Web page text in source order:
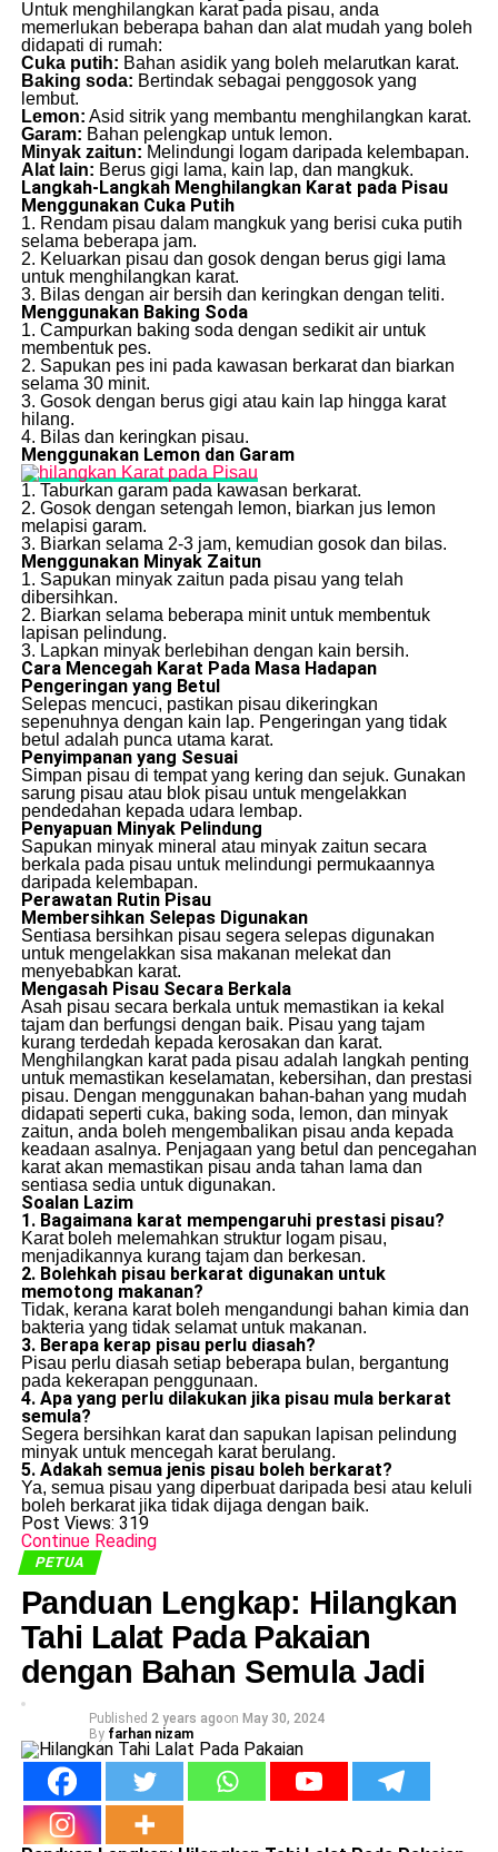
Untuk menghilangkan karat pada pisau, anda
memerlukan beberapa bahan dan alat mudah yang boleh
didapati di rumah:
Cuka putih: Bahan asidik yang boleh melarutkan karat.
Baking soda: Bertindak sebagai penggosok yang
lembut.
Lemon: Asid sitrik yang membantu menghilangkan karat.
Garam: Bahan pelengkap untuk lemon.
Minyak zaitun: Melindungi logam daripada kelembapan.
Alat lain: Berus gigi lama, kain lap, dan mangkuk.
Langkah-Langkah Menghilangkan Karat pada Pisau
Menggunakan Cuka Putih
1. Rendam pisau dalam mangkuk yang berisi cuka putih
selama beberapa jam.
2. Keluarkan pisau dan gosok dengan berus gigi lama
untuk menghilangkan karat.
3. Bilas dengan air bersih dan keringkan dengan teliti.
Menggunakan Baking Soda
1. Campurkan baking soda dengan sedikit air untuk
membentuk pes.
2. Sapukan pes ini pada kawasan berkarat dan biarkan
selama 30 minit.
3. Gosok dengan berus gigi atau kain lap hingga karat
hilang.
4. Bilas dan keringkan pisau.
Menggunakan Lemon dan Garam
1. Taburkan garam pada kawasan berkarat.
2. Gosok dengan setengah lemon, biarkan jus lemon
melapisi garam.
3. Biarkan selama 2-3 jam, kemudian gosok dan bilas.
Menggunakan Minyak Zaitun
1. Sapukan minyak zaitun pada pisau yang telah
dibersihkan.
2. Biarkan selama beberapa minit untuk membentuk
lapisan pelindung.
3. Lapkan minyak berlebihan dengan kain bersih.
Cara Mencegah Karat Pada Masa Hadapan
Pengeringan yang Betul
Selepas mencuci, pastikan pisau dikeringkan
sepenuhnya dengan kain lap. Pengeringan yang tidak
betul adalah punca utama karat.
Penyimpanan yang Sesuai
Simpan pisau di tempat yang kering dan sejuk. Gunakan
sarung pisau atau blok pisau untuk mengelakkan
pendedahan kepada udara lembap.
Penyapuan Minyak Pelindung
Sapukan minyak mineral atau minyak zaitun secara
berkala pada pisau untuk melindungi permukaannya
daripada kelembapan.
Perawatan Rutin Pisau
Membersihkan Selepas Digunakan
Sentiasa bersihkan pisau segera selepas digunakan
untuk mengelakkan sisa makanan melekat dan
menyebabkan karat.
Mengasah Pisau Secara Berkala
Asah pisau secara berkala untuk memastikan ia kekal
tajam dan berfungsi dengan baik. Pisau yang tajam
kurang terdedah kepada kerosakan dan karat.
Menghilangkan karat pada pisau adalah langkah penting
untuk memastikan keselamatan, kebersihan, dan prestasi
pisau. Dengan menggunakan bahan-bahan yang mudah
didapati seperti cuka, baking soda, lemon, dan minyak
zaitun, anda boleh mengembalikan pisau anda kepada
keadaan asalnya. Penjagaan yang betul dan pencegahan
karat akan memastikan pisau anda tahan lama dan
sentiasa sedia untuk digunakan.
Soalan Lazim
1. Bagaimana karat mempengaruhi prestasi pisau?
Karat boleh melemahkan struktur logam pisau,
menjadikannya kurang tajam dan berkesan.
2. Bolehkah pisau berkarat digunakan untuk
memotong makanan?
Tidak, kerana karat boleh mengandungi bahan kimia dan
bakteria yang tidak selamat untuk makanan.
3. Berapa kerap pisau perlu diasah?
Pisau perlu diasah setiap beberapa bulan, bergantung
pada kekerapan penggunaan.
4. Apa yang perlu dilakukan jika pisau mula berkarat
semula?
Segera bersihkan karat dan sapukan lapisan pelindung
minyak untuk mencegah karat berulang.
5. Adakah semua jenis pisau boleh berkarat?
Ya, semua pisau yang diperbuat daripada besi atau keluli
boleh berkarat jika tidak dijaga dengan baik.
Post Views: 319
Continue Reading
PETUA
Panduan Lengkap: Hilangkan
Tahi Lalat Pada Pakaian
dengan Bahan Semula Jadi
Published 2 years agoon May 30, 2024
By farhan nizam